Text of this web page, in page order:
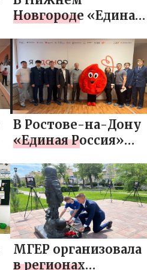
Новгороде «Единая
организовала для
детей из
реабилитационного
центра экскурсию в
дельфинарий
В Ростове-на-Дону
«Единая Россия»
массовую
донорскую акцию
МГЕР организовала
в регионах